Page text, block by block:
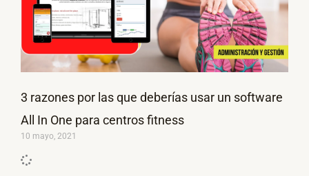
3 razones por las que deberías usar un software
All In One para centros fitness
10 mayo, 2021